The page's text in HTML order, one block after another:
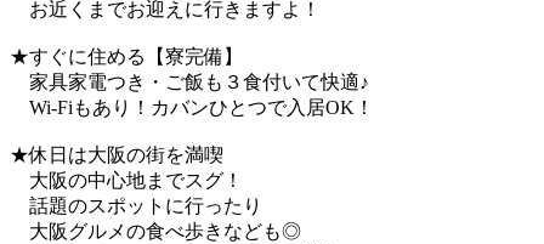
お近くまでお迎えに行きますよ！
★すぐに住める【寮完備】
家具家電つき・ご飯も３食付いて快適♪
Wi-Fiもあり！カバンひとつで入居OK！
★休日は大阪の街を満喫
大阪の中心地までスグ！
話題のスポットに行ったり
大阪グルメの食べ歩きなども◎